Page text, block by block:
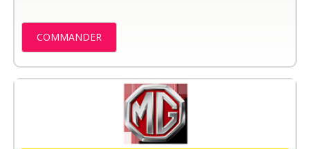
COMMANDER